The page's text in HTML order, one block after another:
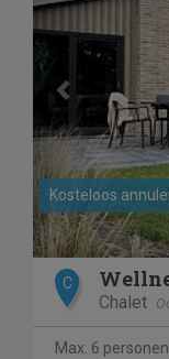
Kosteloos
C
Chalet
Max. 6 personen